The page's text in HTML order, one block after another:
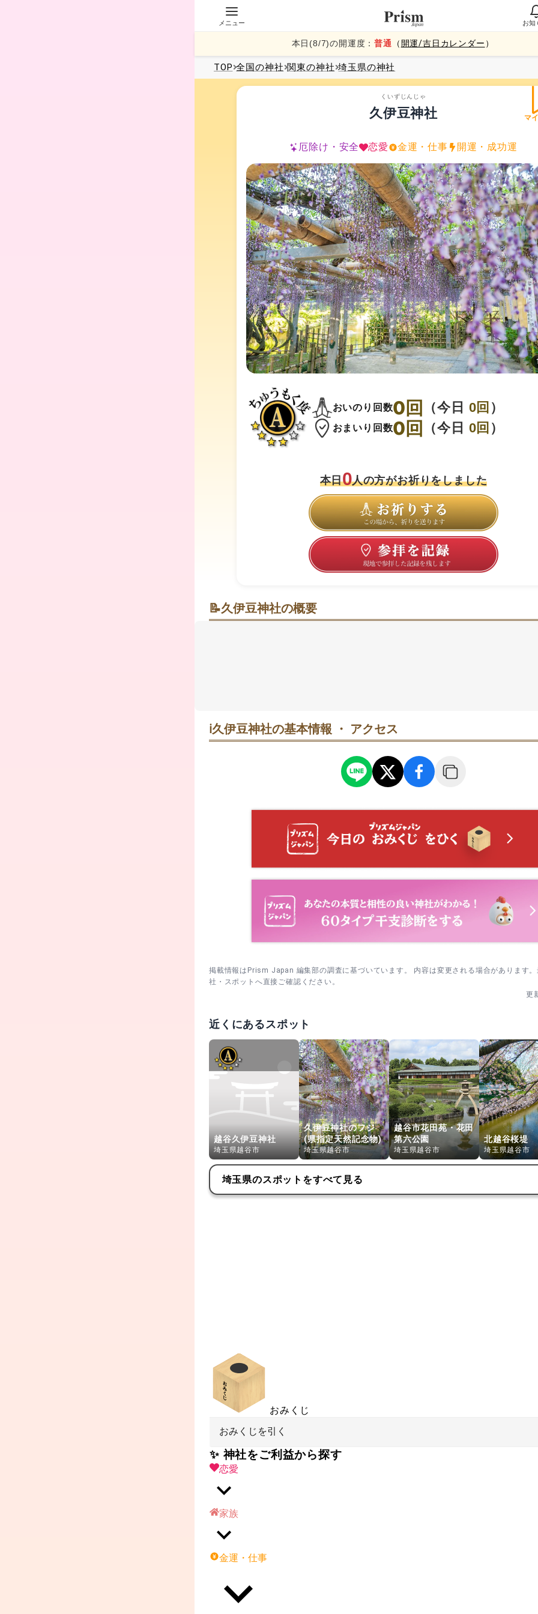
メニュー お知
本日(8/7)の開運度：普通 （ 開運/吉日カレンダー ）
TOP 全国の神社 関東の神社 埼玉県の神社
マ
くいずじんじゃ
久伊豆神社
厄除け・安全 恋愛 金運・仕事 開運・成功運
1
おいのり回数0回 （今日 0回 ）
おまいり回数0回 （今日 0回 ）
本日0人の方がお祈りをしました
📝久伊豆神社の概要
ℹ️久伊豆神社の基本情報 ・ アクセス
掲載情報はPrism Japan 編集部の調査に基づいています。 内容は変更される場合があります
社・スポットへ直接ご確認ください。
更
近くにあるスポット
越谷久伊豆神社
埼玉県越谷市
久伊豆神社のフジ
(県指定天然記念物)
埼玉県越谷市
越谷市花田苑・花田
第六公園
埼玉県越谷市
北越谷桜堤
埼玉県越谷市
埼玉県のスポットをすべて見る
おみくじ
おみくじを引く
✨ 神社をご利益から探す
恋愛
家族
金運・仕事